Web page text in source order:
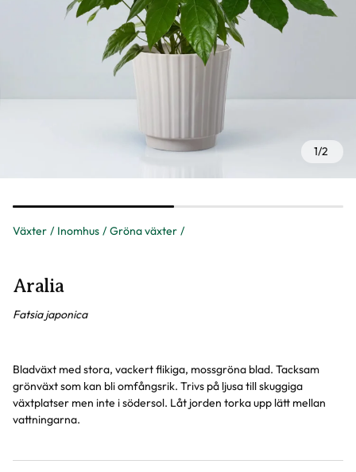
Växter Inomhus Gröna växter
1/2
Aralia
Fatsia japonica
Bladväxt med stora, vackert flikiga, mossgröna blad. Tacksam
grönväxt som kan bli omfångsrik. Trivs på ljusa till skuggiga
växtplatser men inte i södersol. Låt jorden torka upp lätt mellan
vattningarna.